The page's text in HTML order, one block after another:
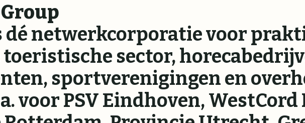
dé netwerkcorporatie voor
sector,
sportverenigingen en
voor PSV Eindhoven, WestCord